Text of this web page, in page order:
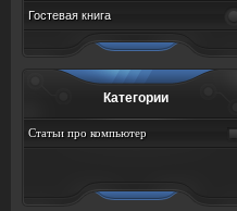
Гостевая книга
Категории
Статьи про компьютер